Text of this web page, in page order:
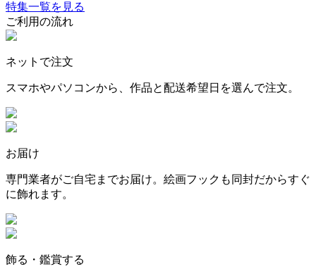
特集一覧を見る
ご利用の流れ
ネットで注文
スマホやパソコンから、作品と配送希望日を選んで注文。
お届け
専門業者がご自宅までお届け。絵画フックも同封だからすぐ
に飾れます。
飾る・鑑賞する